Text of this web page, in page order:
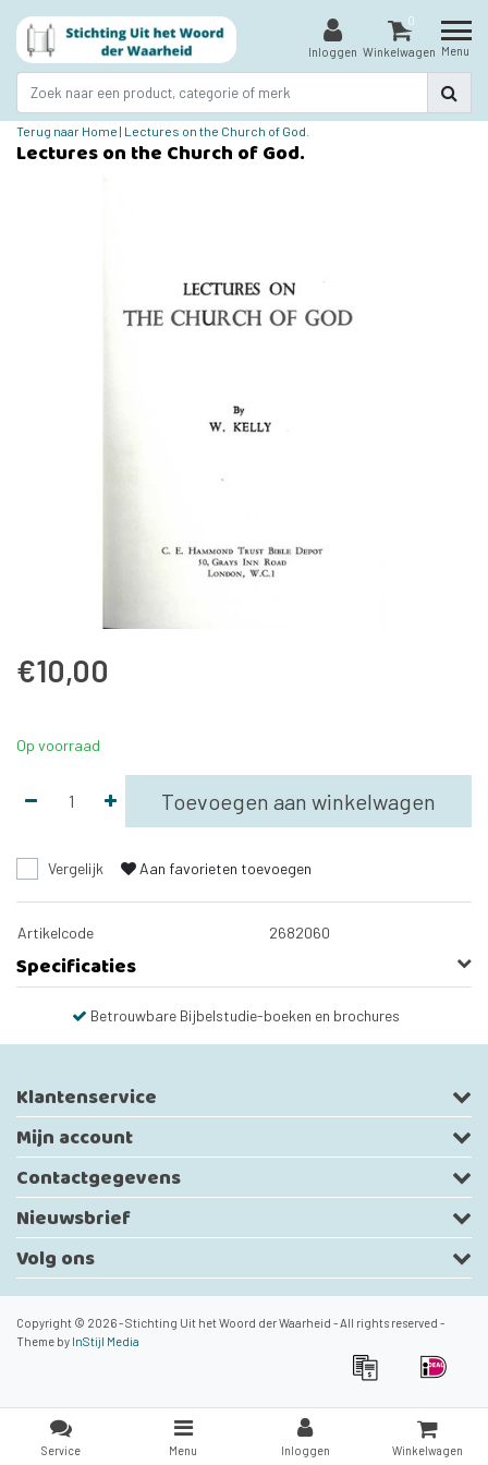
Inloggen
0
Winkelwagen Menu
Terug naar Home | Lectures on the Church of God.
Lectures on the Church of God.
€10,00
Op voorraad
Toevoegen aan winkelwagen
Vergelijk Aan favorieten toevoegen
Artikelcode 2682060
Specificaties
Betrouwbare Bijbelstudie-boeken en brochures
Klantenservice
Mijn account
Contactgegevens
Nieuwsbrief
Volg ons
Copyright © 2026 - Stichting Uit het Woord der Waarheid - All rights reserved -
Theme by InStijl Media
Service Menu Inloggen Winkelwagen